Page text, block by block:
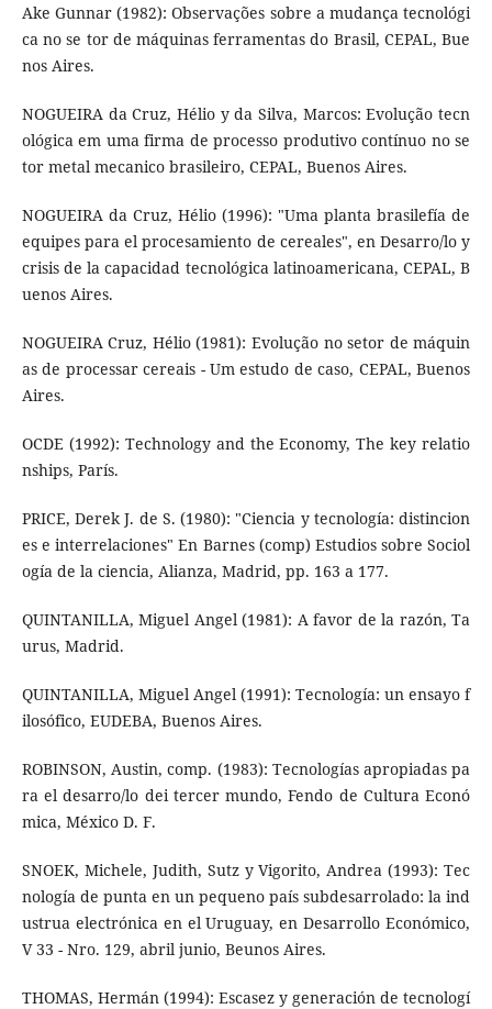
Ake Gunnar (1982): Observações sobre a mudança tecnológi
ca no se­ tor de máquinas ferramentas do Brasil, CEPAL, Bue
nos Aires.
NOGUEIRA da Cruz, Hélio y da Silva, Marcos: Evolução tecn
ológica em uma firma de processo produtivo contínuo no se
tor metal­ mecanico brasileiro, CEPAL, Buenos Aires.
NOGUEIRA da Cruz, Hélio (1996): "Uma planta brasilefía de
equipes para el procesamiento de cereales", en Desarro/lo y
crisis de la capacidad tecnológica latinoamericana, CEPAL, B
uenos Aires.
NOGUEIRA Cruz, Hélio (1981): Evolução no setor de máquin
as de processar cereais - Um estudo de caso, CEPAL, Buenos
Aires.
OCDE (1992): Technology and the Economy, The key relatio
nships, París.
PRICE, Derek J. de S. (1980): "Ciencia y tecnología: distincion
es e interrelaciones" En Barnes (comp) Estudios sobre Sociol
ogía de la ciencia, Alianza, Madrid, pp. 163 a 177.
QUINTANILLA, Miguel Angel (1981): A favor de la razón, Ta
urus, Madrid.
QUINTANILLA, Miguel Angel (1991): Tecnología: un ensayo f
ilosófico, EUDEBA, Buenos Aires.
ROBINSON, Austin, comp. (1983): Tecnologías apropiadas pa
ra el desarro/lo dei tercer mundo, Fendo de Cultura Econó
mica, México D. F.
SNOEK, Michele, Judith, Sutz y Vigorito, Andrea (1993): Tec
nología de punta en un pequeno país subdesarrolado: la ind
ustrua electrónica en el Uruguay, en Desarrollo Económico,
V 33 - Nro. 129, abril­ junio, Beunos Aires.
THOMAS, Hermán (1994): Escasez y generación de tecnologí